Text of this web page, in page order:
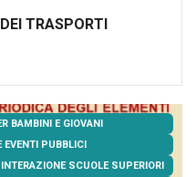
TRASPORTI
BAMBINI E GIOVANI
EVENTI PUBBLICI
SCUOLE SUPERIORI